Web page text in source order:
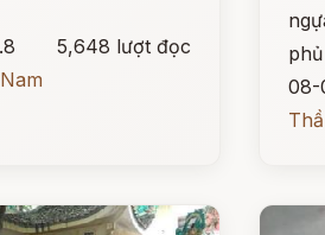
5,648 lượt đọc
08-